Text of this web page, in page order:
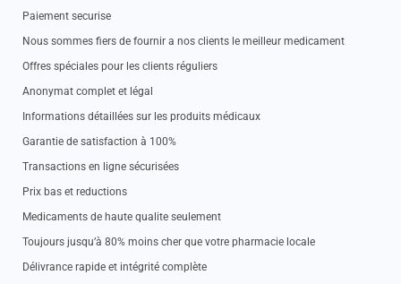
Paiement securise
Nous sommes fiers de fournir a nos clients le meilleur medicament
Offres spéciales pour les clients réguliers
Anonymat complet et légal
Informations détaillées sur les produits médicaux
Garantie de satisfaction à 100%
Transactions en ligne sécurisées
Prix bas et reductions
Medicaments de haute qualite seulement
Toujours jusqu’à 80% moins cher que votre pharmacie locale
Délivrance rapide et intégrité complète